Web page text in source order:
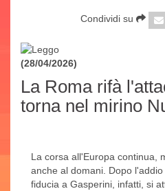
Condividi su
(28/04/2026)
La Roma rifà
torna nel mirino
La corsa all'Europa continua,
anche al domani. Dopo
fiducia a Gasperini, infatti, si